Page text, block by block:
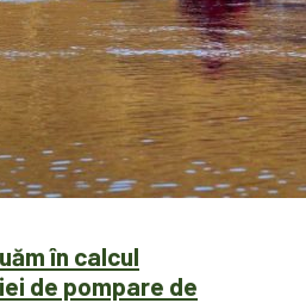
în calcul
de pompare de